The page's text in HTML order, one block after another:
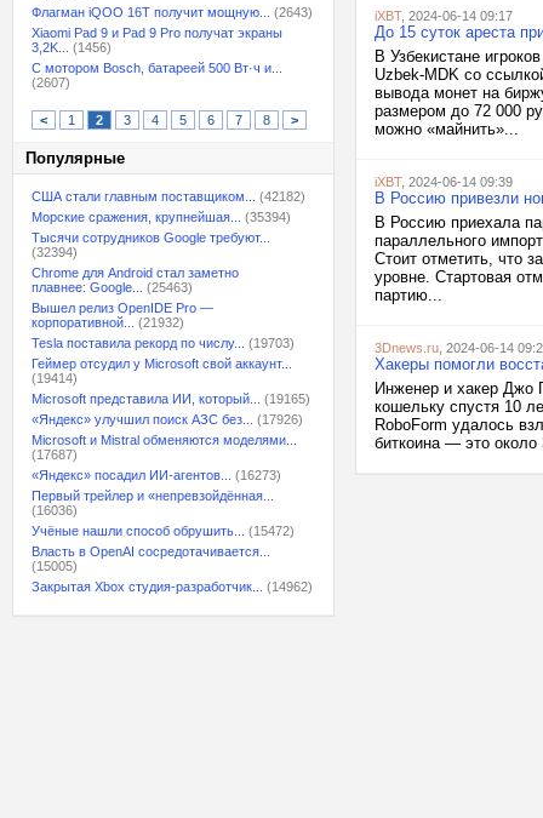
Флагман iQOO 16T получит мощную...
(2643)
Xiaomi Pad 9 и Pad 9 Pro получат экраны
3,2K...
(1456)
С мотором Bosch, батареей 500 Вт·ч и...
(2607)
< 1 2 3 4 5 6 7 8 >
Популярные
США стали главным поставщиком...
(42182)
Морские сражения, крупнейшая...
(35394)
Тысячи сотрудников Google требуют...
(32394)
Chrome для Android стал заметно
плавнее: Google...
(25463)
Вышел релиз OpenIDE Pro —
корпоративной...
(21932)
Tesla поставила рекорд по числу...
(19703)
Геймер отсудил у Microsoft свой аккаунт...
(19414)
Microsoft представила ИИ, который...
(19165)
«Яндекс» улучшил поиск АЗС без...
(17926)
Microsoft и Mistral обменяются моделями...
(17687)
«Яндекс» посадил ИИ-агентов...
(16273)
Первый трейлер и «непревзойдённая...
(16036)
Учёные нашли способ обрушить...
(15472)
Власть в OpenAI сосредотачивается...
(15005)
Закрытая Xbox студия-разработчик...
(14962)
iXBT, 2024-06-14 09:17
До 15 суток ареста
В Узбекистане
Uzbek-MDK со
вывода монет на
размером до 72 000
можно «майнить»...
iXBT, 2024-06-14 09:39
В Россию привезли
В Россию приехала
параллельного
Стоит отметить, что
уровне. Стартовая
партию...
3Dnews.ru , 2024-06-14
Хакеры помогли
Инженер и хакер Джо
кошельку спустя 10
RoboForm удалось
биткоина — это